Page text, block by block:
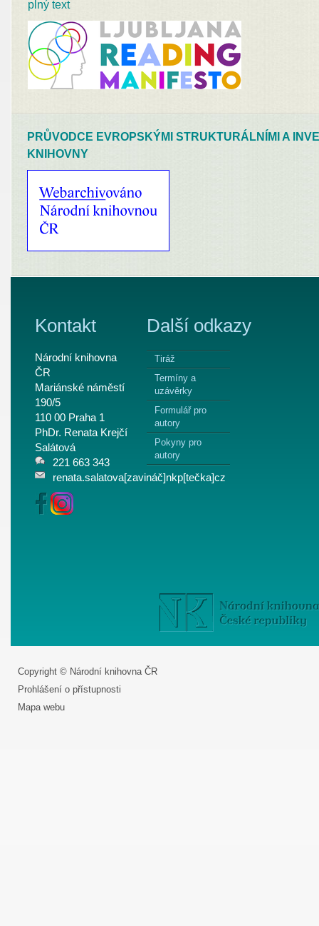
plný text
PRŮVODCE EVROPSKÝMI STRUKTURÁLNÍMI A
KNIHOVNY
Kontakt
Národní knihovna
ČR
Mariánské náměstí
190/5
110 00 Praha 1
PhDr. Renata Krejčí
Salátová
221 663 343
renata.salatova[zavináč]nkp[tečka]cz
Další odkazy
Tiráž
Termíny a
uzávěrky
Formulář pro
autory
Pokyny pro
autory
Copyright © Národní knihovna ČR
Prohlášení o přístupnosti
Mapa webu